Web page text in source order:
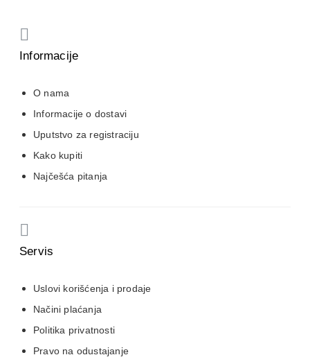
Informacije
O nama
Informacije o dostavi
Uputstvo za registraciju
Kako kupiti
Najčešća pitanja
Servis
Uslovi korišćenja i prodaje
Načini plaćanja
Politika privatnosti
Pravo na odustajanje